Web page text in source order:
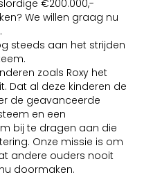
€200.000,-
We willen graag nu
steeds aan het strijden
zoals Roxy het
Dat al deze kinderen de
de geavanceerde
en een
bij te dragen aan die
Onze missie is om
andere ouders nooit
doormaken.